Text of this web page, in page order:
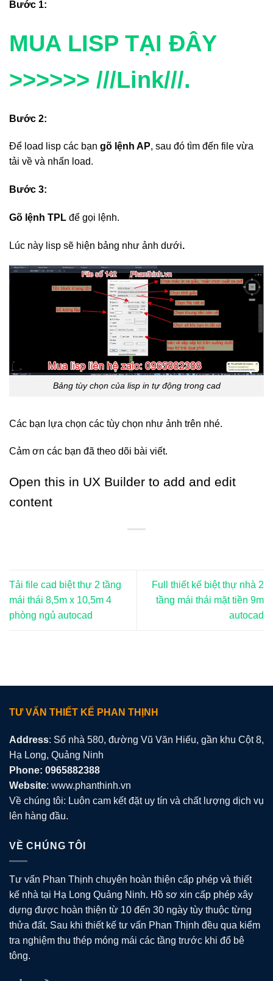
Bước 1:
MUA LISP TẠI ĐÂY
>>>>>> ///Link///.
Bước 2:
Để load lisp các bạn gõ lệnh AP, sau đó tìm đến file vừa
tải về và nhấn load.
Bước 3:
Gõ lệnh TPL để gọi lệnh.
Lúc này lisp sẽ hiện bảng như ảnh dưới.
Bảng tùy chọn của lisp in tự động trong cad
Các bạn lựa chọn các tùy chọn như ảnh trên nhé.
Cảm ơn các bạn đã theo dõi bài viết.
Open this in UX Builder to add and edit
content
Tải file cad biệt thự 2 tầng
mái thái 8,5m x 10,5m 4
phòng ngủ autocad
Full thiết kế biệt thự nhà 2
tầng mái thái mặt tiền 9m
autocad
TƯ VẤN THIẾT KẾ PHAN THỊNH
Address: Số nhà 580, đường Vũ Văn Hiếu, gần khu Cột 8,
Hạ Long, Quảng Ninh
Phone: 0965882388
Website: www.phanthinh.vn
Về chúng tôi: Luôn cam kết đặt uy tín và chất lượng dịch vụ
lên hàng đầu.
VỀ CHÚNG TÔI
Tư vấn Phan Thịnh chuyên hoàn thiện cấp phép và thiết
kế nhà tại Hạ Long Quảng Ninh. Hồ sơ xin cấp phép xây
dựng được hoàn thiện từ 10 đến 30 ngày tùy thuộc từng
thửa đất. Sau khi thiết kế tư vấn Phan Thịnh đều qua kiểm
tra nghiệm thu thép móng mái các tầng trước khi đổ bê
tông.